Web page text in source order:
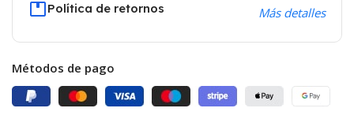
Política de retornos Más detalles
Métodos de pago